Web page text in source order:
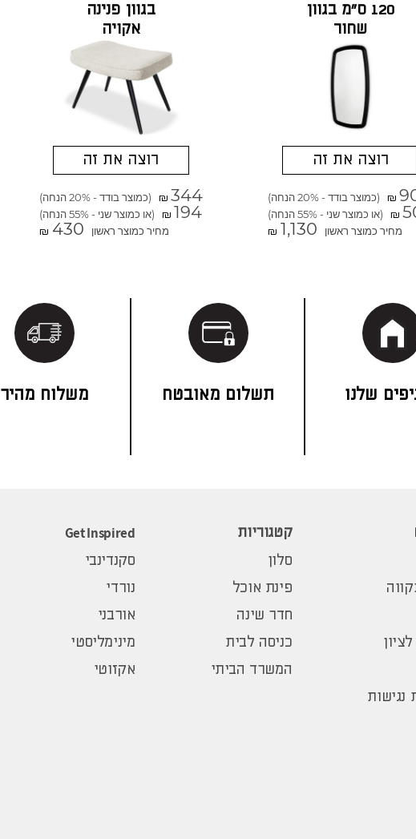
120 ס"מ בגוון
שחור
רוצה את זה
₪ (כמוצר בודד - 20% הנחה)
₪
(או כמוצר שני - 55% הנחה)
מחיר כמוצר ראשון
₪ 1,130
בגוון פנינה
אקויה
רוצה את זה
₪ 344 (כמוצר בודד - 20% הנחה)
₪ 194
(או כמוצר שני - 55% הנחה)
מחיר כמוצר ראשון
₪ 430
שלנו תשלום מאובטח משלוח מהיר
נגישות
קטגוריות
סלון
פינת אוכל
חדר שינה
כניסה לבית
המשרד הביתי
Get Inspired
סקנדינבי
נורדי
אורבני
מינימליסטי
אקזוטי